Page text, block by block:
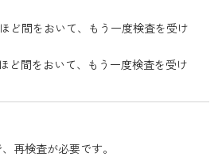
ど間をおいて、もう一度検査を受け
ど間をおいて、もう一度検査を受け
再検査が必要です。